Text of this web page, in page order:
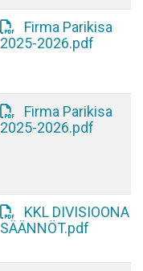
Firma Parikisa
2025-2026.pdf
Firma Parikisa
2025-2026.pdf
KKL DIVISIOONA
SÄÄNNÖT.pdf